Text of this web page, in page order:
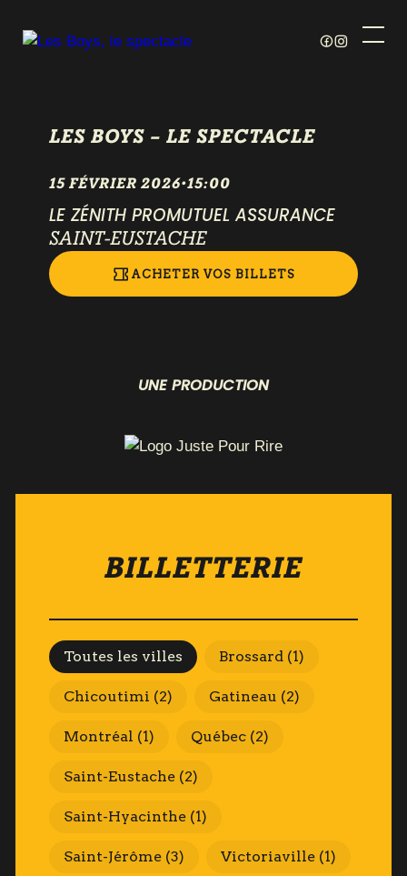
LES BOYS – LE SPECTACLE
15 FÉVRIER 2026•15:00
LE ZÉNITH PROMUTUEL ASSURANCE
SAINT-EUSTACHE
ACHETER VOS BILLETS
UNE PRODUCTION
BILLETTERIE
Villes
Toutes les villes Brossard (1)
Chicoutimi (2) Gatineau (2)
Montréal (1) Québec (2)
Saint-Eustache (2)
Saint-Hyacinthe (1)
Saint-Jérôme (3) Victoriaville (1)